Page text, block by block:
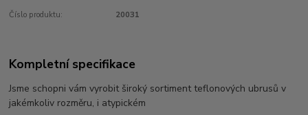
Číslo produktu: 20031
Kompletní specifikace
Jsme schopni vám vyrobit široký sortiment teflonových ubrusů v
jakémkoliv rozměru, i atypickém